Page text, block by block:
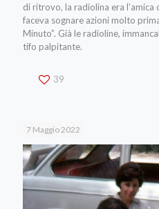
di ritrovo, la radiolina era
faceva sognare azioni molto
Minuto”. Già le radioline,
tifo palpitante.
39
7 Maggio 2022